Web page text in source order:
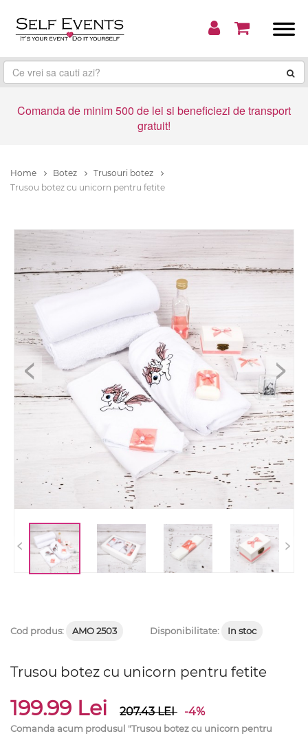
Comanda de minim 500 de lei si beneficiezi de transport
gratuit!
Home Botez
Trusouri botez
Trusou botez cu unicorn pentru fetite
< >
< >
Cod produs: AMO 2503 Disponibilitate: In stoc
Trusou botez cu unicorn pentru fetite
199.99 Lei 207.43LEI -4%
Comanda acum produsul "Trusou botez cu unicorn pentru